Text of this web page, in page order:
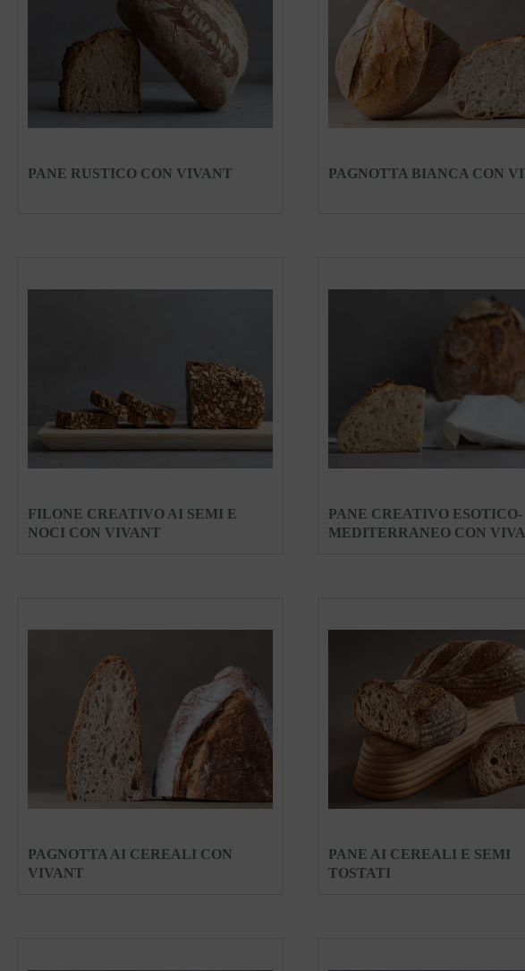
PANE RUSTICO CON VIVANT PAGNOTTA BIANCA CON
FILONE CREATIVO AI SEMI E
NOCI CON VIVANT
PANE CREATIVO ESOTICO-
MEDITERRANEO CON
PAGNOTTA AI CEREALI CON
VIVANT
PANE AI CEREALI E SEMI
TOSTATI